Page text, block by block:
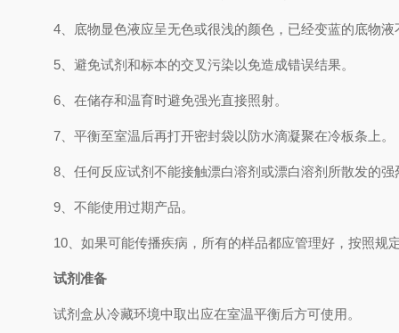
4、 底物显色液应呈无色或很浅的颜色，已经变蓝的底物液
5、 避免试剂和标本的交叉污染以免造成错误结果。
6、 在储存和温育时避免强光直接照射。
7、 平衡至室温后再打开密封袋以防水滴凝聚在冷板条上。
8、 任何反应试剂不能接触漂白溶剂或漂白溶剂所散发的
9、 不能使用过期产品。
10、 如果可能传播疾病，所有的样品都应管理好，按照规
试剂准备
试剂盒从冷藏环境中取出应在室温平衡后方可使用。